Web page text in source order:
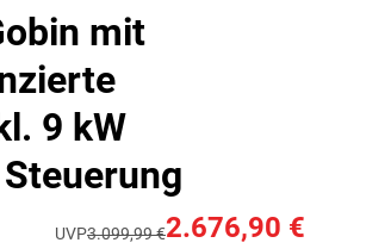
mit
9 kW
UVP3.099,99 €2.676,90 €